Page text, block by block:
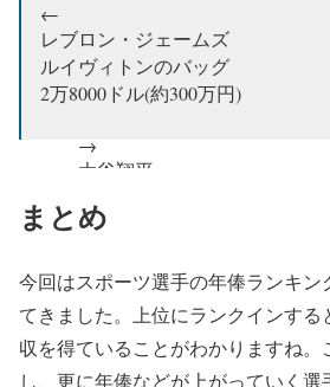
←
レブロン・ジェームズ
ルイヴィトンのバッグ
2万8000ドル(約300万円)
→
大谷翔平
22万円
スポーツ選手最高年俸なのに、
まぁ22万円も高いけどさww💰
pic.twitter.com/cS9Z2DDHjW
まとめ
今回はスポーツ選手の年俸ランキン
てきました。上位にランクインす
収を得ていることがわかりますね。
し、更に年俸などが上がっていく